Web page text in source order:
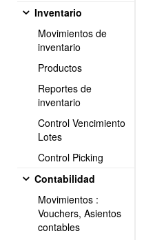
Inventario
Movimientos de
inventario
Productos
Reportes de
inventario
Control Vencimiento
Lotes
Control Picking
Contabilidad
Movimientos :
Vouchers, Asientos
contables